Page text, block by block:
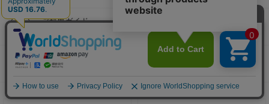
ご利用ガイド
安心してお買い物をお楽しみ頂く為に
Q＆A
よくある質問をまとめました